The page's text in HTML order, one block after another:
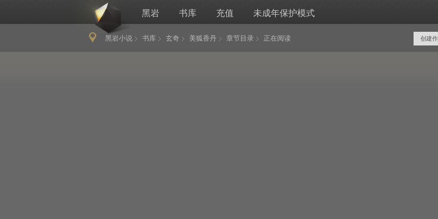
黑岩 书库 充值 未成年保护模式
黑岩小说 书库 玄奇 美狐香丹 章节目录 正在阅读 创建